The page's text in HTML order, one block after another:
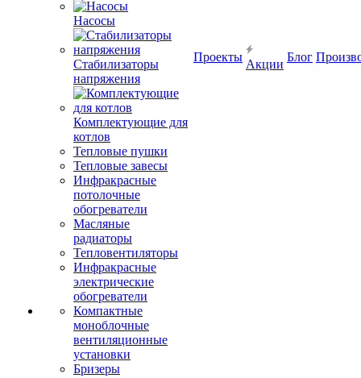
Насосы
Стабилизаторы
напряжения
Комплектующие для
котлов
Тепловые пушки
Тепловые завесы
Инфракрасные
потолочные
обогреватели
Масляные
радиаторы
Тепловентиляторы
Инфракрасные
электрические
обогреватели
Компактные
моноблочные
вентиляционные
установки
Бризеры
Проекты
Акции
Блог